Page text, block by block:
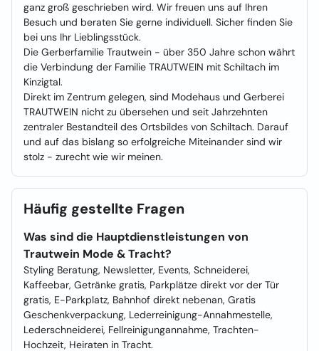
ganz groß geschrieben wird. Wir freuen uns auf Ihren
Besuch und beraten Sie gerne individuell. Sicher finden Sie
bei uns Ihr Lieblingsstück.
Die Gerberfamilie Trautwein - über 350 Jahre schon währt
die Verbindung der Familie TRAUTWEIN mit Schiltach im
Kinzigtal.
Direkt im Zentrum gelegen, sind Modehaus und Gerberei
TRAUTWEIN nicht zu übersehen und seit Jahrzehnten
zentraler Bestandteil des Ortsbildes von Schiltach. Darauf
und auf das bislang so erfolgreiche Miteinander sind wir
stolz - zurecht wie wir meinen.
Häufig gestellte Fragen
Was sind die Hauptdienstleistungen von
Trautwein Mode & Tracht?
Styling Beratung, Newsletter, Events, Schneiderei,
Kaffeebar, Getränke gratis, Parkplätze direkt vor der Tür
gratis, E-Parkplatz, Bahnhof direkt nebenan, Gratis
Geschenkverpackung, Lederreinigung-Annahmestelle,
Lederschneiderei, Fellreinigungannahme, Trachten-
Hochzeit, Heiraten in Tracht.